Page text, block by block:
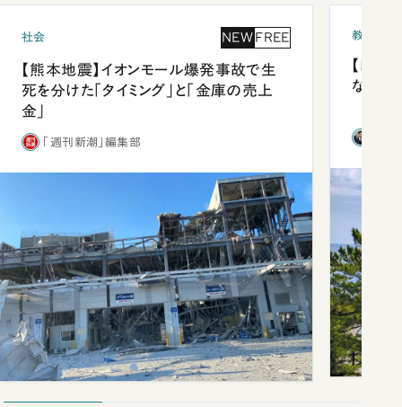
社会 NEW FREE
【熊本地震】イオンモール爆発事故で生
死を分けた「タイミング」と「金庫の売上
金」
「週刊新潮」編集部
教育
【四
ながら